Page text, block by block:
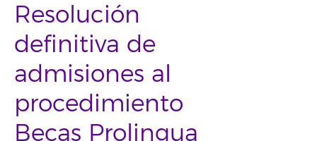
Resolución
definitiva de
admisiones al
procedimiento
Becas Prolingua